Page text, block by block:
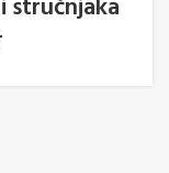
stručnjaka